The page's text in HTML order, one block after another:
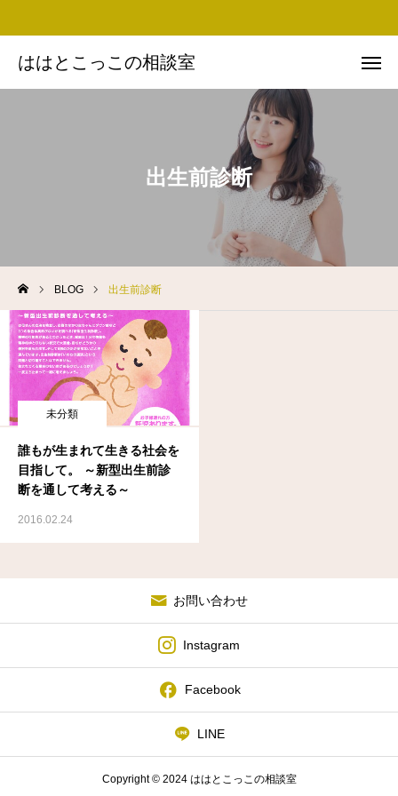
ははとこっこの相談室
出生前診断
BLOG 出生前診断
未分類
誰もが生まれて生きる社会を
目指して。 ～新型出生前診
断を通して考える～
2016.02.24
お問い合わせ
Instagram
Facebook
LINE
Copyright © 2024 ははとこっこの相談室
Instagram
友だち追加
実績
BLOG
講演依頼